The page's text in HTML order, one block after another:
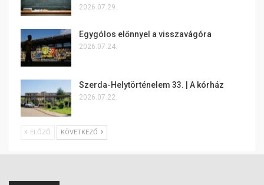
2026.07.29.
Egygólos előnnyel a visszavágóra
2026.07.24.
Szerda-Helytörténelem 33. | A kórház
2026.07.22.
ELŐZŐ KÖVETKEZŐ